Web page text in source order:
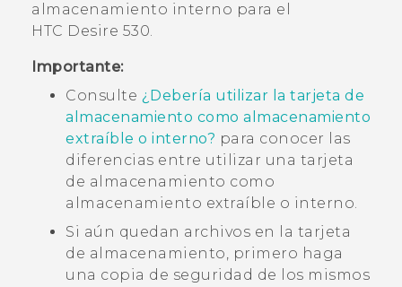
almacenamiento interno para el
HTC Desire 530.
Importante:
Consulte ¿Debería utilizar la tarjeta de
almacenamiento como almacenamiento
extraíble o interno? para conocer las
diferencias entre utilizar una tarjeta
de almacenamiento como
almacenamiento extraíble o interno.
Si aún quedan archivos en la tarjeta
de almacenamiento, primero haga
una copia de seguridad de los mismos